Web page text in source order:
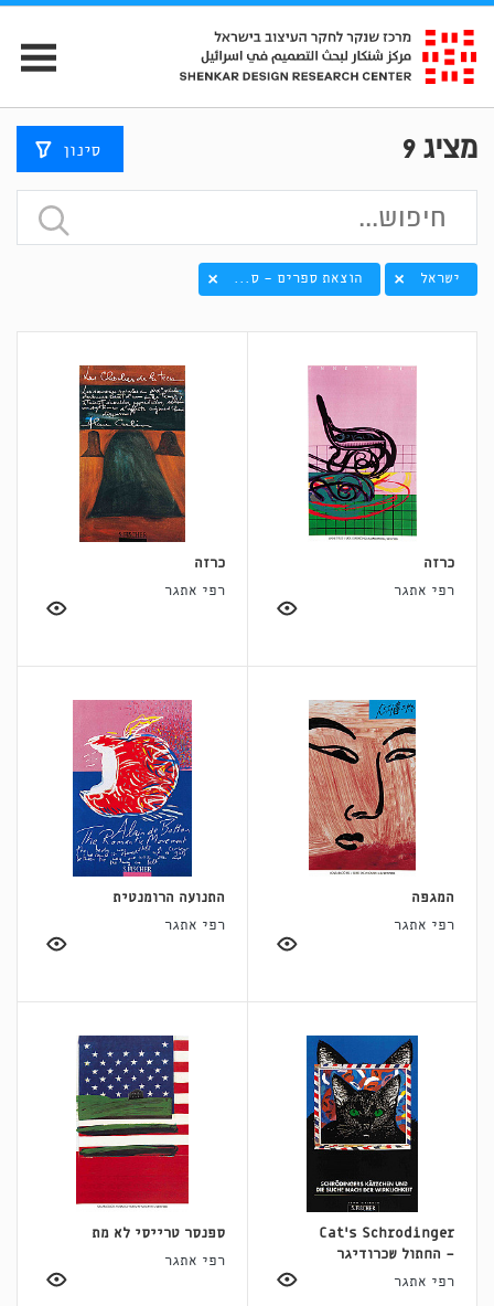
מציג9 סינון
ישראל הוצאת ספרים - ס...
כרזה
רפי אתגר
כרזה
רפי אתגר
המגפה
רפי אתגר
התנועה הרומנטית
רפי אתגר
Cat's Schrodinger
- החתול שכרודיגר
רפי אתגר
ספנסר טרייסי לא מת
רפי אתגר